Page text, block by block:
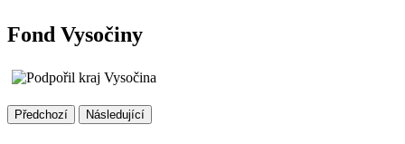
Fond Vysočiny
Předchozí Následující